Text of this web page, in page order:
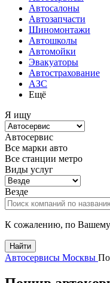
Автосалоны
Автозапчасти
Шиномонтажи
Автошколы
Автомойки
Эвакуаторы
Автострахование
АЗС
Ещё
Я ищу
Автосервис
Все марки авто
Все станции метро
Виды услуг
Везде
К сожалению, по Вашему
Найти
Автосервисы Москвы